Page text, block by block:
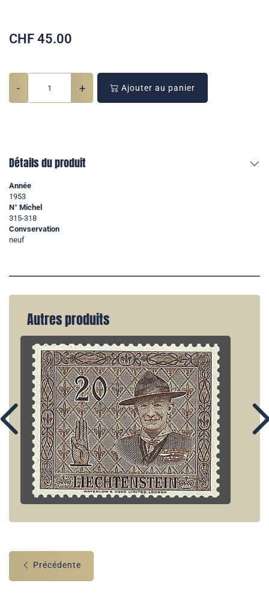
CHF 45.00
- + Ajouter au panier
Détails du produit
Année
1953
N° Michel
315-318
Convservation
neuf
Autres produits
Précédente